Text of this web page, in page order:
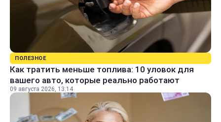
ПОЛЕЗНОЕ
Как тратить меньше топлива: 10 уловок для
вашего авто, которые реально работают
09 августа 2026, 13:14